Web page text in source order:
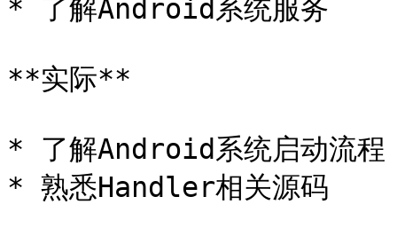
* 了解Android系统服务
**实际**
* 了解Android系统启动流程
* 熟悉Handler相关源码